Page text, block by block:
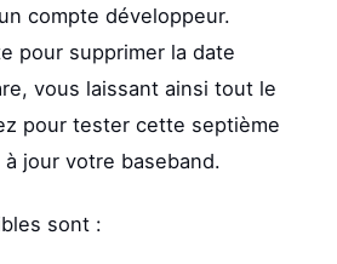
compte développeur.
pour supprimer la date
vous laissant ainsi tout le
pour tester cette septième
jour votre baseband.
sont :